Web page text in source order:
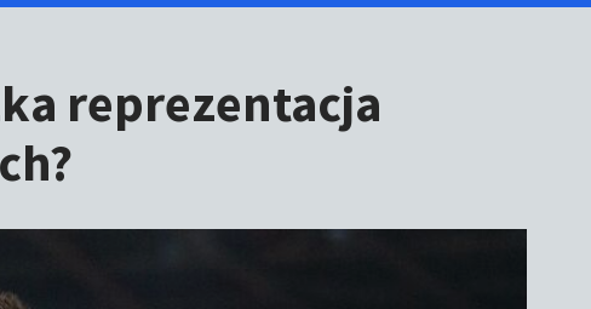
reprezentacja